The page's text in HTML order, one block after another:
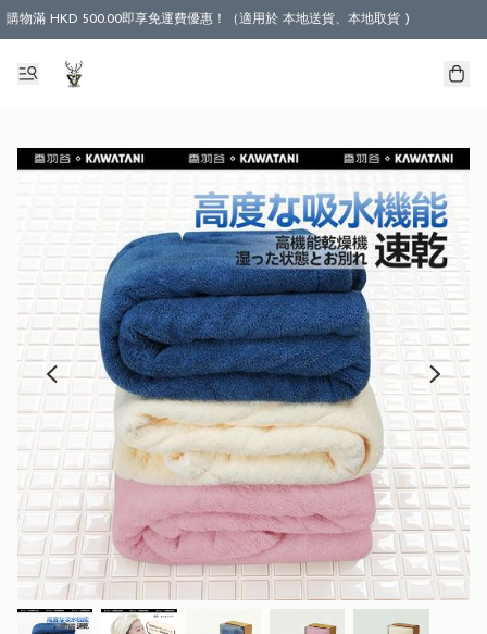
購物滿 HKD 500.00即享免運費優惠！（適用於 本地送貨、本地取貨 )